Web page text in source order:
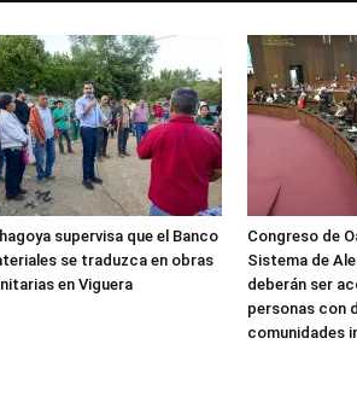
supervisa que el Banco
se traduzca en obras
en Viguera
Congreso de
Sistema de
deberán ser
personas con
comunidades